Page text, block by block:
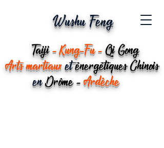
Wushu Feng
Taiji-Kung-Fu -Qi Gong
Arts martiauxeténergétiques Chinois
enDrôme -Ardèche